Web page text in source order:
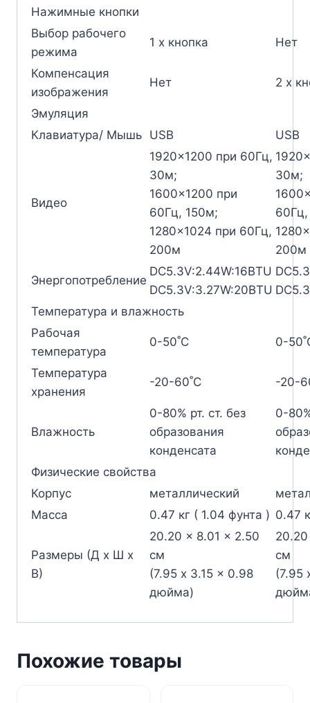
Нажимные кнопки
Выбор рабочего
режима
1 x кнопка Нет
Компенсация
изображения
Нет 2 x
Эмуляция
Клавиатура/ Мышь USB USB
Видео
1920×1200 при 60Гц,
30м;
1600×1200 при
60Гц, 150м;
1280×1024 при 60Гц,
200м
30м;
200м
Энергопотребление
DC5.3V:2.44W:16BTU
DC5.3V:3.27W:20BTU
Температура и влажность
Рабочая
температура
0-50˚C 0-
Температура
хранения
-20-60˚C -20-
Влажность
0-80% рт. ст. без
образования
конденсата
0-
Физические свойства
Корпус
металлический
Масса
0.47 кг ( 1.04 фунта ) 0.47
Размеры (Д х Ш х
В)
20.20 x 8.01 x 2.50
см
(7.95 x 3.15 x 0.98
дюйма)
см
(7.95
Похожие товары